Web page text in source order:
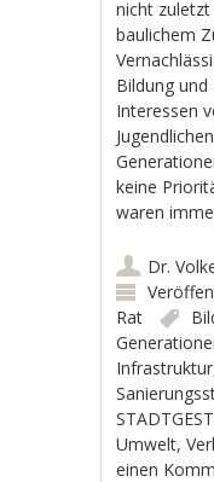
nicht
baulichem
Bildung
Interessen
keine
waren
Dr.
Rat
Infrastruktur
Umwelt,
einen